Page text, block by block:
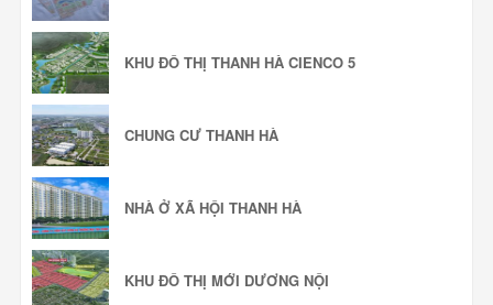
KHU ĐÔ THỊ THANH HÀ CIENCO 5
CHUNG CƯ THANH HÀ
NHÀ Ở XÃ HỘI THANH HÀ
KHU ĐÔ THỊ MỚI DƯƠNG NỘI